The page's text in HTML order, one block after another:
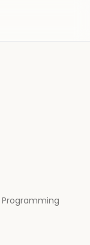
Programming